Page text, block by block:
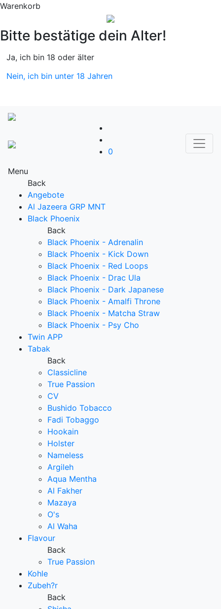
Warenkorb
Bitte bestätige dein Alter!
Ja, ich bin 18 oder älter
Nein, ich bin unter 18 Jahren
0
Menu
Back
Angebote
Al Jazeera GRP MNT
Black Phoenix
Back
Black Phoenix - Adrenalin
Black Phoenix - Kick Down
Black Phoenix - Red Loops
Black Phoenix - Drac Ula
Black Phoenix - Dark Japanese
Black Phoenix - Amalfi Throne
Black Phoenix - Matcha Straw
Black Phoenix - Psy Cho
Twin APP
Tabak
Back
Classicline
True Passion
CV
Bushido Tobacco
Fadi Tobaggo
Hookain
Holster
Nameless
Argileh
Aqua Mentha
Al Fakher
Mazaya
O's
Al Waha
Flavour
Back
True Passion
Kohle
Zubeh?r
Back